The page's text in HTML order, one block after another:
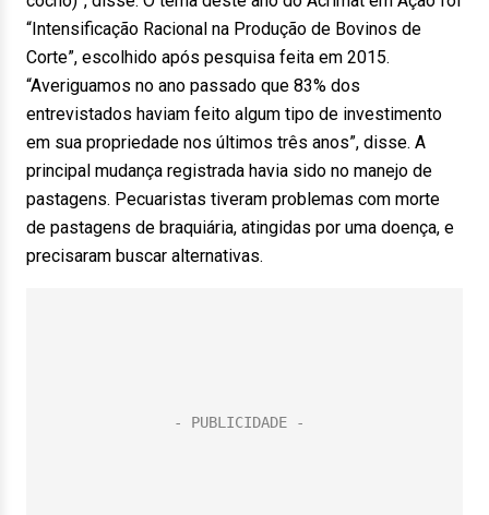
“Intensificação Racional na Produção de Bovinos de
Corte”, escolhido após pesquisa feita em 2015.
“Averiguamos no ano passado que 83% dos
entrevistados haviam feito algum tipo de investimento
em sua propriedade nos últimos três anos”, disse. A
principal mudança registrada havia sido no manejo de
pastagens. Pecuaristas tiveram problemas com morte
de pastagens de braquiária, atingidas por uma doença, e
precisaram buscar alternativas.